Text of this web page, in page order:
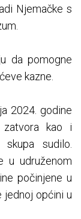
Njemačke s
da pomogne
kazne.
2024. godine
zatvora kao i
sudilo.
u udruženom
počinjene u
jednoj općini u